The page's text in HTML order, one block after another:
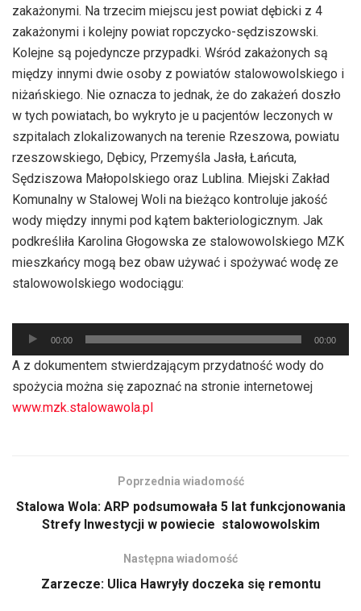
zakażonymi. Na trzecim miejscu jest powiat dębicki z 4
zakażonymi i kolejny powiat ropczycko-sędziszowski.
Kolejne są pojedyncze przypadki. Wśród zakażonych są
między innymi dwie osoby z powiatów stalowowolskiego i
niżańskiego. Nie oznacza to jednak, że do zakażeń doszło
w tych powiatach, bo wykryto je u pacjentów leczonych w
szpitalach zlokalizowanych na terenie Rzeszowa, powiatu
rzeszowskiego, Dębicy, Przemyśla Jasła, Łańcuta,
Sędziszowa Małopolskiego oraz Lublina. Miejski Zakład
Komunalny w Stalowej Woli na bieżąco kontroluje jakość
wody między innymi pod kątem bakteriologicznym. Jak
podkreśliła Karolina Głogowska ze stalowowolskiego MZK
mieszkańcy mogą bez obaw używać i spożywać wodę ze
stalowowolskiego wodociągu:
Odtwarzacz
plików
dźwiękowych
00:00 00:00
A z dokumentem stwierdzającym przydatność wody do
spożycia można się zapoznać na stronie internetowej
www.mzk.stalowawola.pl
Poprzednia wiadomość
Stalowa Wola: ARP podsumowała 5 lat funkcjonowania
Strefy Inwestycji w powiecie stalowowolskim
Następna wiadomość
Zarzecze: Ulica Hawryły doczeka się remontu